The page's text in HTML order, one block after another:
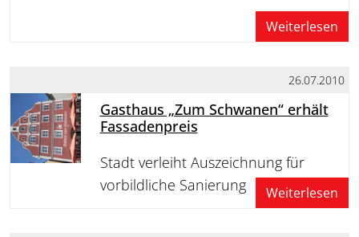
Weiterlesen
26.07.2010
Gasthaus „Zum Schwanen“ erhält
Fassadenpreis
Stadt verleiht Auszeichnung für
vorbildliche Sanierung
Weiterlesen